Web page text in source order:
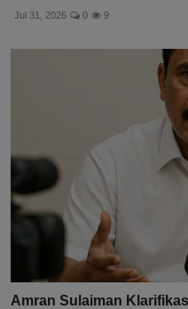
Jul 31, 2026 0 9
Amran Sulaiman